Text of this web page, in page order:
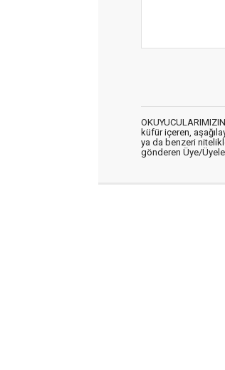
küfür içeren,
ya da benzeri
gönderen Üye/